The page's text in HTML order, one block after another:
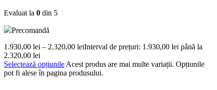
Evaluat la 0 din 5
Precomandă
1.930,00 lei – 2.320,00 leiInterval de prețuri: 1.930,00 lei până la
2.320,00 lei
Selectează opțiunile Acest produs are mai multe variații. Opțiunile
pot fi alese în pagina produsului.